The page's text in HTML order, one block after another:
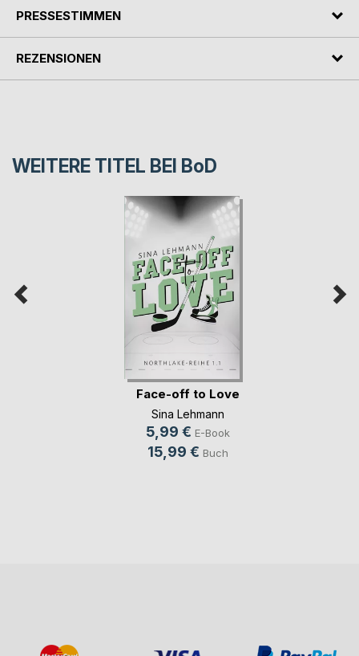
PRESSESTIMMEN
REZENSIONEN
WEITERE TITEL BEI BoD
Face-off to Love
Sina Lehmann
5,99 € E-Book
15,99 € Buch